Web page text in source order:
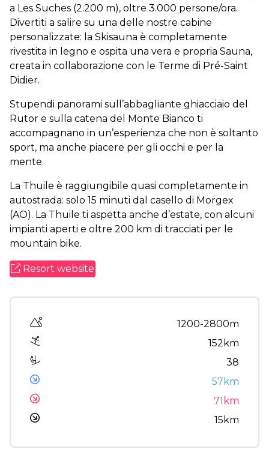
a Les Suches (2.200 m), oltre 3.000 persone/ora.
Divertiti a salire su una delle nostre cabine
personalizzate: la Skisauna è completamente
rivestita in legno e ospita una vera e propria Sauna,
creata in collaborazione con le Terme di Pré-Saint
Didier.
Stupendi panorami sull’abbagliante ghiacciaio del
Rutor e sulla catena del Monte Bianco ti
accompagnano in un’esperienza che non è soltanto
sport, ma anche piacere per gli occhi e per la
mente.
La Thuile è raggiungibile quasi completamente in
autostrada: solo 15 minuti dal casello di Morgex
(AO). La Thuile ti aspetta anche d’estate, con alcuni
impianti aperti e oltre 200 km di tracciati per le
mountain bike.
Resort website
Altitude range
1200-2800m
152km
38
57km
71km
15km